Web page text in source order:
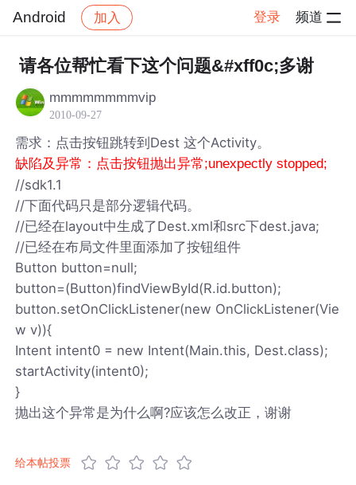
Android 加入 登录 频道
社区 Android 帖子详情
请各位帮忙看下这个问题&#xff0c;多谢
mmmmmmmmvip
2010-09-27
需求：点击按钮跳转到Dest 这个Activity。
缺陷及异常：点击按钮抛出异常;unexpectly stopped;
//sdk1.1
//下面代码只是部分逻辑代码。
//已经在layout中生成了Dest.xml和src下dest.java;
//已经在布局文件里面添加了按钮组件
Button button=null;
button=(Button)findViewById(R.id.button);
button.setOnClickListener(new OnClickListener(Vie
w v)){
Intent intent0 = new Intent(Main.this, Dest.class);
startActivity(intent0);
}
抛出这个异常是为什么啊?应该怎么改正，谢谢
给本帖投票